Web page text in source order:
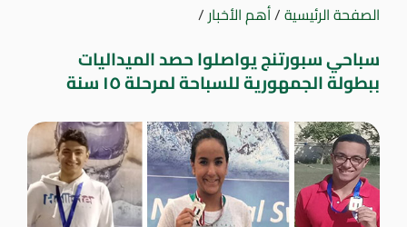
الصفحة الرئيسية/أهم الأخبار/
سباحي سبورتنج يواصلوا حصد الميداليات
ببطولة الجمهورية للسباحة لمرحلة ١٥ سنة